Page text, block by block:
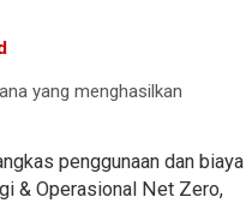
yang menghasilkan
penggunaan dan biaya
& Operasional Net Zero,